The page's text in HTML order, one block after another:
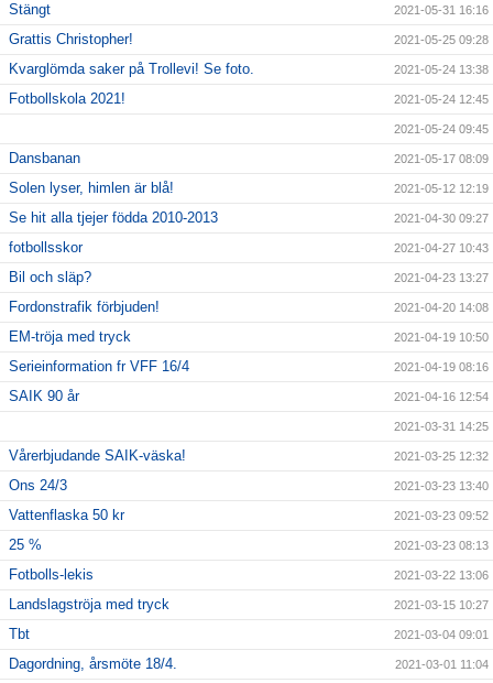
Stängt 2021-05-31 16:16
Grattis Christopher! 2021-05-25 09:28
Kvarglömda saker på Trollevi! Se foto. 2021-05-24 13:38
Fotbollskola 2021! 2021-05-24 12:45
2021-05-24 09:45
Dansbanan 2021-05-17 08:09
Solen lyser, himlen är blå! 2021-05-12 12:19
Se hit alla tjejer födda 2010-2013 2021-04-30 09:27
fotbollsskor 2021-04-27 10:43
Bil och släp? 2021-04-23 13:27
Fordonstrafik förbjuden! 2021-04-20 14:08
EM-tröja med tryck 2021-04-19 10:50
Serieinformation fr VFF 16/4 2021-04-19 08:16
SAIK 90 år 2021-04-16 12:54
2021-03-31 14:25
Vårerbjudande SAIK-väska! 2021-03-25 12:32
Ons 24/3 2021-03-23 13:40
Vattenflaska 50 kr 2021-03-23 09:52
25 % 2021-03-23 08:13
Fotbolls-lekis 2021-03-22 13:06
Landslagströja med tryck 2021-03-15 10:27
Tbt 2021-03-04 09:01
Dagordning, årsmöte 18/4. 2021-03-01 11:04